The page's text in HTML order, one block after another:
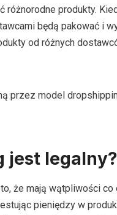
różnorodne produkty.
będą pakować i
od różnych
przez model
jest legalny?
że mają wątpliwości
pieniędzy w